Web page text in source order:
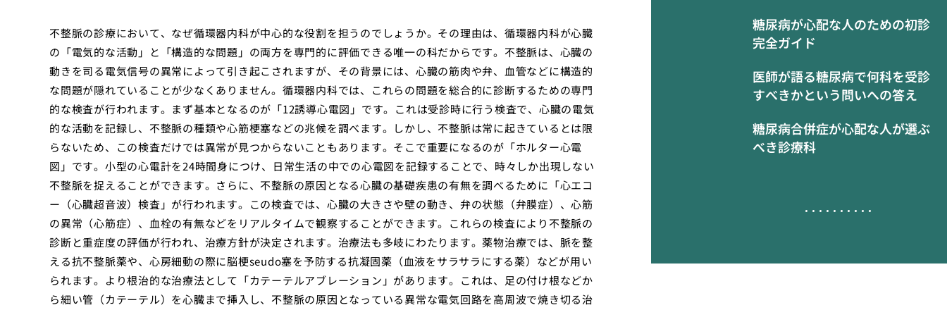
糖尿病が心配な人のための初診
完全ガイド
医師が語る糖尿病で何科を受診
すべきかという問いへの答え
糖尿病合併症が心配な人が選ぶ
べき診療科
不整脈の診療において、なぜ循環器内科が中心的な役割を担うのでしょうか。その理由は、循環器内科が心臓
の「電気的な活動」と「構造的な問題」の両方を専門的に評価できる唯一の科だからです。不整脈は、心臓の
動きを司る電気信号の異常によって引き起こされますが、その背景には、心臓の筋肉や弁、血管などに構造的
な問題が隠れていることが少なくありません。循環器内科では、これらの問題を総合的に診断するための専門
的な検査が行われます。まず基本となるのが「12誘導心電図」です。これは受診時に行う検査で、心臓の電気
的な活動を記録し、不整脈の種類や心筋梗塞などの兆候を調べます。しかし、不整脈は常に起きているとは限
らないため、この検査だけでは異常が見つからないこともあります。そこで重要になるのが「ホルター心電
図」です。小型の心電計を24時間身につけ、日常生活の中での心電図を記録することで、時々しか出現しない
不整脈を捉えることができます。さらに、不整脈の原因となる心臓の基礎疾患の有無を調べるために「心エコ
ー（心臓超音波）検査」が行われます。この検査では、心臓の大きさや壁の動き、弁の状態（弁膜症）、心筋
の異常（心筋症）、血栓の有無などをリアルタイムで観察することができます。これらの検査により不整脈の
診断と重症度の評価が行われ、治療方針が決定されます。治療法も多岐にわたります。薬物治療では、脈を整
える抗不整脈薬や、心房細動の際に脳梗seudo塞を予防する抗凝固薬（血液をサラサラにする薬）などが用い
られます。より根治的な治療法として「カテーテルアブレーション」があります。これは、足の付け根などか
ら細い管（カテーテル）を心臓まで挿入し、不整脈の原因となっている異常な電気回路を高周波で焼き切る治